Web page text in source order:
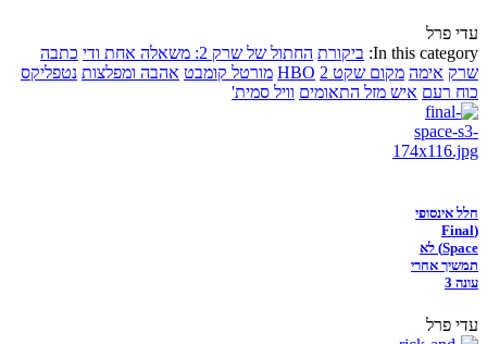
עדי פרל
In this category: ביקורת החתול של שרק 2: משאלה אחת ודי
כתבה
שרק אימה מקום שקט 2 HBO מורטל קומבט אהבה ומפלצות נטפליקס
כוח רעם איש מזל התאומים וויל סמית'
חלל אינסופי
(Final
Space) לא
תמשיך אחרי
עונה 3
עדי פרל